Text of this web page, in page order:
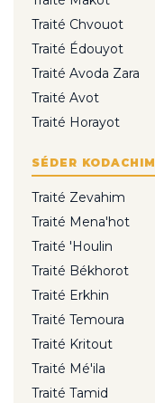
Traité Chvouot
Traité Édouyot
Traité Avoda Zara
Traité Avot
Traité Horayot
SÉDER KODACHIM
Traité Zevahim
Traité Mena'hot
Traité 'Houlin
Traité Békhorot
Traité Erkhin
Traité Temoura
Traité Kritout
Traité Mé'ila
Traité Tamid